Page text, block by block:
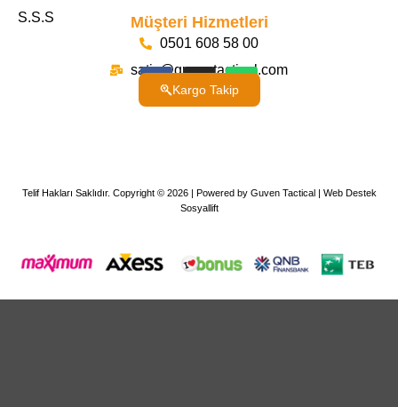
S.S.S
Müşteri Hizmetleri
0501 608 58 00
satis@guventactical.com
Kargo Takip
Telif Hakları Saklıdır. Copyright © 2026 | Powered by Guven Tactical | Web Destek
Sosyallift